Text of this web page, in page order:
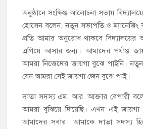
অনুষ্ঠানে সংক্ষিপ্ত আলোচনা সভায়
হোসেন বলেন, নতুন সভাপতি ও ম্যানেজিং
প্রতি আমার অনুরোধ থাকবে বিদ্যালয়ের
এগিয়ে আসার জন্য। আমাদের পর্যাপ্ত
আমরা নিজেদের জায়গা বুঝে পাইনি।
যেন আমরা সেই জায়গা জেন বুঝে পাই।
দাতা সদস্য এম. আর. আক্তার বেপারী
আমরা বুঝিয়ে দিয়েছি। এখন এই জায়গা
আমাদের সবার। আমাকে দাতা সদস্য